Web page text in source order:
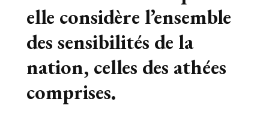
elle considère l’ensemble
des sensibilités de la
nation, celles des athées
comprises.